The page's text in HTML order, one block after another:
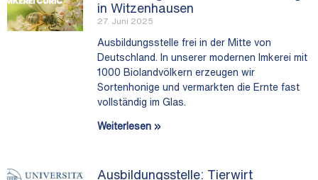
in Witzenhausen
27. Juni 2025
Ausbildungsstelle frei in der Mitte von
Deutschland. In unserer modernen Imkerei mit
1000 Biolandvölkern erzeugen wir
Sortenhonige und vermarkten die Ernte fast
vollständig im Glas.
Weiterlesen »
Ausbildungsstelle: Tierwirt